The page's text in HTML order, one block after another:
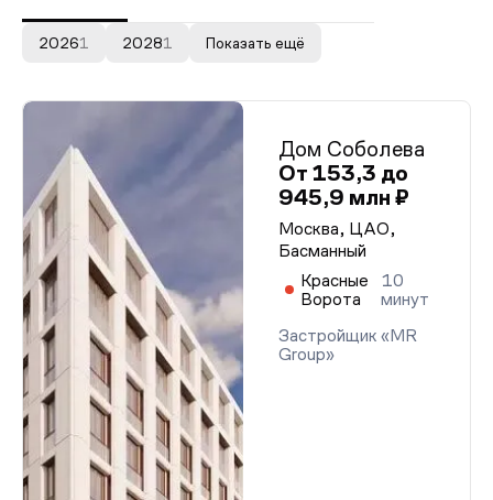
20261 20281 Показать ещё
Дом Соболева
От 153,3 до
945,9 млн ₽
Москва, ЦАО,
Басманный
Красные
Ворота
10
минут
Застройщик «MR
Group»